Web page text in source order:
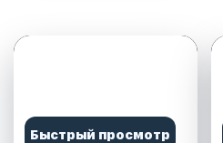
Быстрый просмотр